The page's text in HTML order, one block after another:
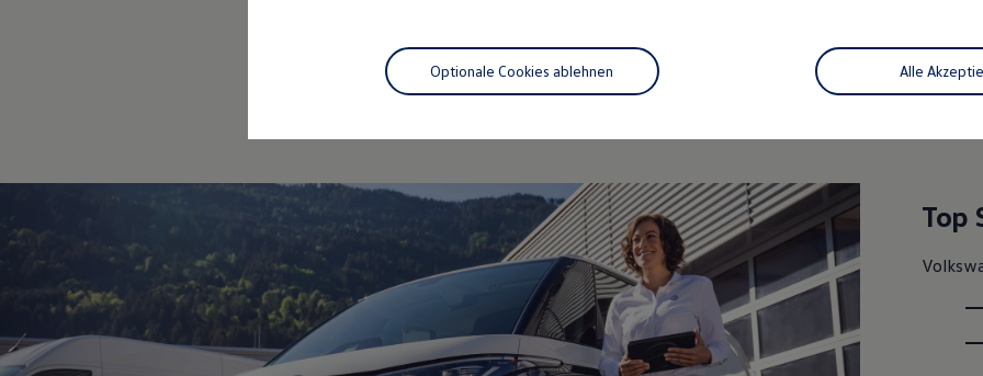
VW Connect für Ihren Amarok
Connect Pro
Multistop Pathfinder
Übersicht Software Updates
Hilfreiches für Besitzer
Digitales Bordbuch
Fahrerassistenz- und Sicherheitssysteme
Kontrollleuchten
Kurzfahrprofile und Ölverdünnung
Batterieverordnung
Service
Volkswagen Economy
Top
Alle
Optionale Cookies ablehnen